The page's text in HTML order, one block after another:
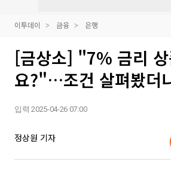
이투데이 금융 은행
[금상소] "7% 금리
요?"…조건 살펴봤더
입력 2025-04-26 07:00
정상원 기자